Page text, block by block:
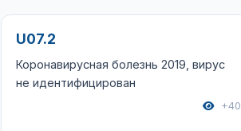
U07.2
Коронавирусная болезнь 2019, вирус
не идентифицирован
+40